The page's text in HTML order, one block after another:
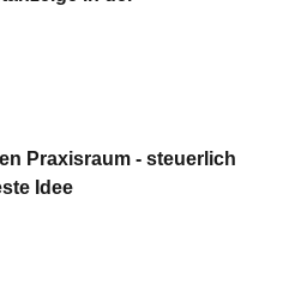
Praxisraum - steuerlich
Idee